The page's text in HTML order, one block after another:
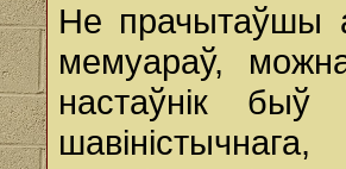
Не прачытаўшы
мемуараў,
настаўнік